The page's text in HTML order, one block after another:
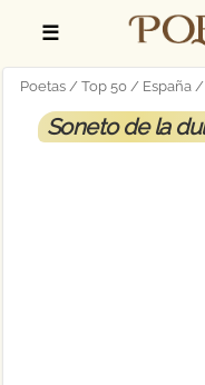
☰
Poetas Top 50 España
Soneto de la